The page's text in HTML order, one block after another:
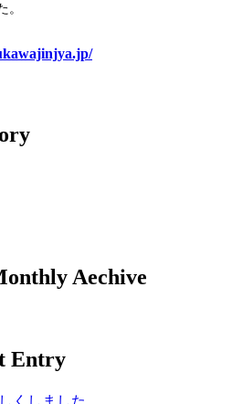
。
Aechive
Entry